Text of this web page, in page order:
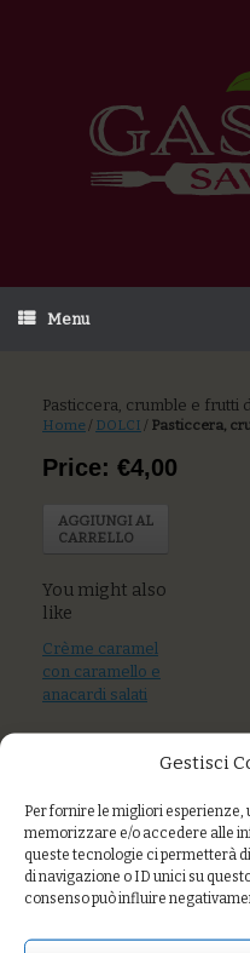
Gestisci
Per fornire le migliori
memorizzare e/o accedere alle
queste tecnologie ci permetterà
di navigazione o ID unici su
consenso può influire
Menu
Pasticcera, crumble e frutti
Home / DOLCI / Pasticcera,
Price: €4,00
AGGIUNGI AL
CARRELLO
You might also
like
Crème caramel
con caramello e
anacardi salati
mandorle e
melograno
Torta di nocciole
del Monferrato